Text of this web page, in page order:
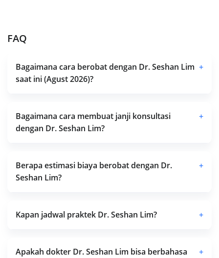
FAQ
Bagaimana cara berobat dengan Dr. Seshan Lim
saat ini (Agust 2026)?
+
Bagaimana cara membuat janji konsultasi
dengan Dr. Seshan Lim?
+
Berapa estimasi biaya berobat dengan Dr.
Seshan Lim?
+
Kapan jadwal praktek Dr. Seshan Lim? +
Apakah dokter Dr. Seshan Lim bisa berbahasa
+